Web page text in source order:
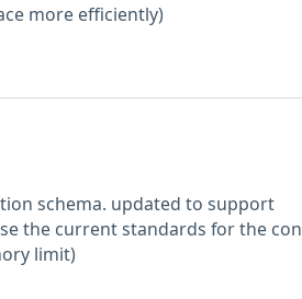
more efficiently)
schema. updated to support
the current standards for the
limit)